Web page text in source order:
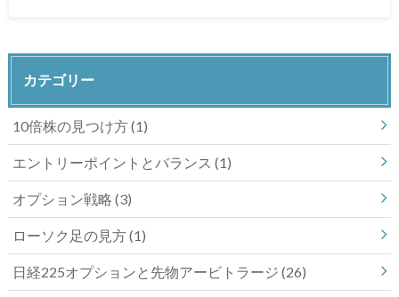
カテゴリー
10倍株の見つけ方(1)
エントリーポイントとバランス (1)
オプション戦略 (3)
ローソク足の見方(1)
日経225オプションと先物アービトラージ (26)